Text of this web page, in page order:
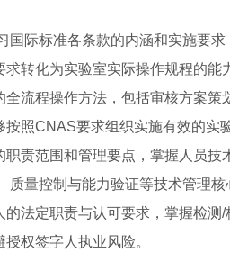
国际标准各条款的内涵和实施要
转化为实验室实际操作规程的能
全流程操作方法，包括审核方案策
照CNAS要求组织实施有效的实
职责范围和管理要点，掌握人员技
量控制与能力验证等技术管理核
的法定职责与认可要求，掌握检
权签字人执业风险。